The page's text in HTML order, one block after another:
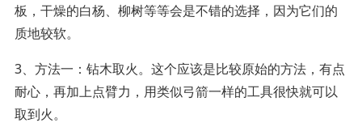
板，干燥的白杨、柳树等等会是不错的选择，因为它们的
质地较软。
3、方法一：钻木取火。这个应该是比较原始的方法，有点
耐心，再加上点臂力，用类似弓箭一样的工具很快就可以
取到火。